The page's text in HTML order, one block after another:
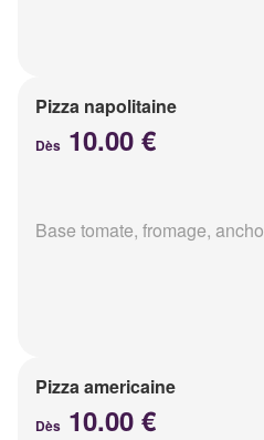
Pizza napolitaine
Dès 10.00 €
Base tomate, fromage,
Pizza americaine
Dès 10.00 €